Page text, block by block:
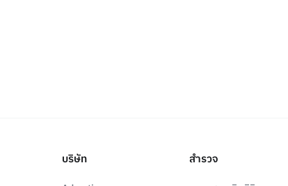
บริษัท สำรวจ